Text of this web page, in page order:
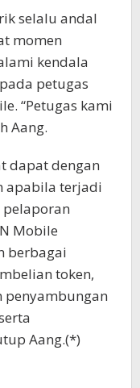
selalu andal
momen
kendala
petugas
“Petugas kami
Aang.
dapat dengan
apabila terjadi
pelaporan
Mobile
berbagai
token,
penyambungan
Aang.(*)